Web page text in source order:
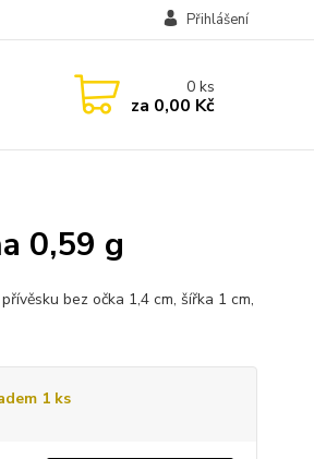
Přihlášení
0ks
za 0,00 Kč
0,59 g
bez očka 1,4 cm, šířka 1 cm,
1 ks